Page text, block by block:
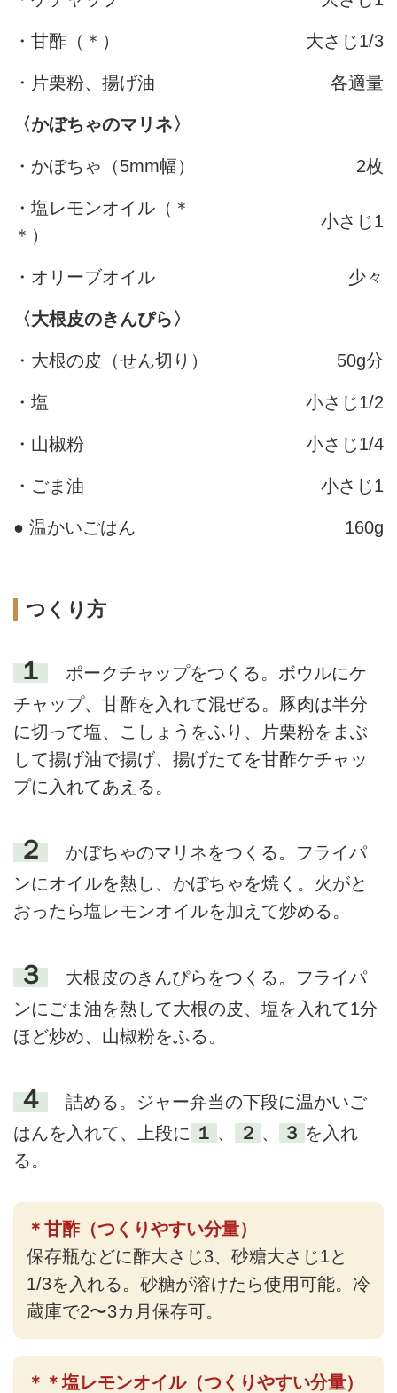
・甘酢（＊） 大さじ1/3
・片栗粉、揚げ油 各適量
〈かぼちゃのマリネ〉
・かぼちゃ（5mm幅） 2枚
・塩レモンオイル（＊
＊）
小さじ1
・オリーブオイル 少々
〈大根皮のきんぴら〉
・大根の皮（せん切り） 50g分
・塩 小さじ1/2
・山椒粉 小さじ1/4
・ごま油 小さじ1
● 温かいごはん 160g
つくり方
１
ポークチャップをつくる。ボウルにケ
チャップ、甘酢を入れて混ぜる。豚肉は半分
に切って塩、こしょうをふり、片栗粉をまぶ
して揚げ油で揚げ、揚げたてを甘酢ケチャッ
プに入れてあえる。
２
かぼちゃのマリネをつくる。フライパ
ンにオイルを熱し、かぼちゃを焼く。火がと
おったら塩レモンオイルを加えて炒める。
３
大根皮のきんぴらをつくる。フライパ
ンにごま油を熱して大根の皮、塩を入れて1分
ほど炒め、山椒粉をふる。
４
詰める。ジャー弁当の下段に温かいご
はんを入れて、上段に １ 、 ２ 、 ３ を入れ
る。
＊甘酢（つくりやすい分量）
保存瓶などに酢大さじ3、砂糖大さじ1と
1/3を入れる。砂糖が溶けたら使用可能。冷
蔵庫で2〜3カ月保存可。
＊＊塩レモンオイル（つくりやすい分量）